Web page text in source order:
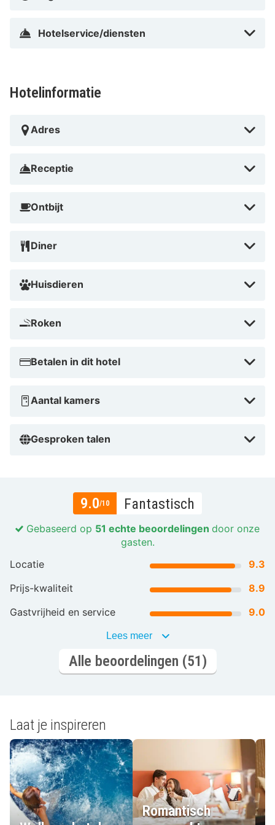
Automatisch vertaald door Google Translate
Hotelservice/diensten
Hotelinformatie
Adres
Receptie
Ontbijt
Diner
Huisdieren
Roken
Betalen in dit hotel
Aantal kamers
Gesproken talen
9.0/10 Fantastisch
Gebaseerd op 51 echte beoordelingen door onze
gasten.
Locatie
9.3
Prijs-kwaliteit
8.9
Gastvrijheid en service
9.0
Lees meer
Alle beoordelingen (51)
Laat je inspireren
Romantisch